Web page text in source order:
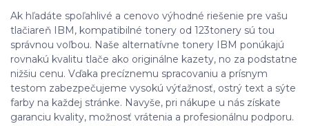
Ak hľadáte spoľahlivé a cenovo výhodné riešenie pre vašu
tlačiareň IBM, kompatibilné tonery od 123tonery sú tou
správnou voľbou. Naše alternatívne tonery IBM ponúkajú
rovnakú kvalitu tlače ako originálne kazety, no za podstatne
nižšiu cenu. Vďaka precíznemu spracovaniu a prísnym
testom zabezpečujeme vysokú výťažnosť, ostrý text a sýte
farby na každej stránke. Navyše, pri nákupe u nás získate
garanciu kvality, možnosť vrátenia a profesionálnu podporu.